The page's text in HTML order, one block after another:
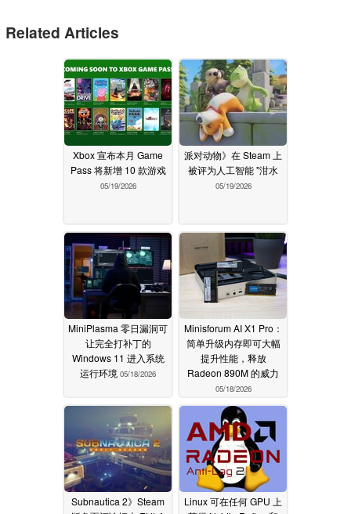
Related Articles
Xbox 宣布本月 Game
Pass 将新增 10 款游戏
05/19/2026
派对动物》在 Steam 上
被评为人工智能 "泔水
05/19/2026
MiniPlasma 零日漏洞可
让完全打补丁的
Windows 11 进入系统
运行环境 05/18/2026
Minisforum AI X1 Pro：
简单升级内存即可大幅
提升性能，释放
Radeon 890M 的威力
05/18/2026
Subnautica 2》Steam
Linux 可在任何 GPU 上